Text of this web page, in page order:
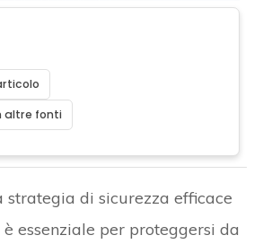
altre fonti
strategia di sicurezza efficace
essenziale per proteggersi da